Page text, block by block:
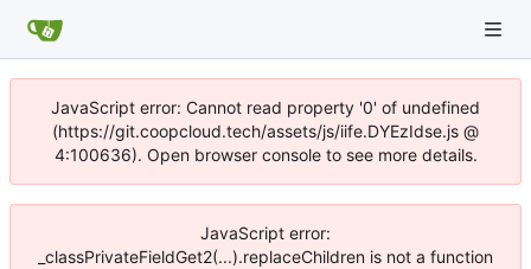
JavaScript error: Cannot read property '0' of undefined
(https://git.coopcloud.tech/assets/js/iife.DYEzIdse.js @
4:100636). Open browser console to see more details.
JavaScript error:
_classPrivateFieldGet2(...).replaceChildren is not a function